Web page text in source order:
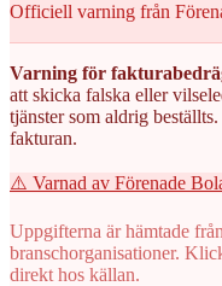
Officiell varning från
Varning för
att skicka falska eller
tjänster som aldrig
fakturan.
⚠️ Varnad av Förenade
Uppgifterna är hämtade
branschorganisationer.
direkt hos källan.